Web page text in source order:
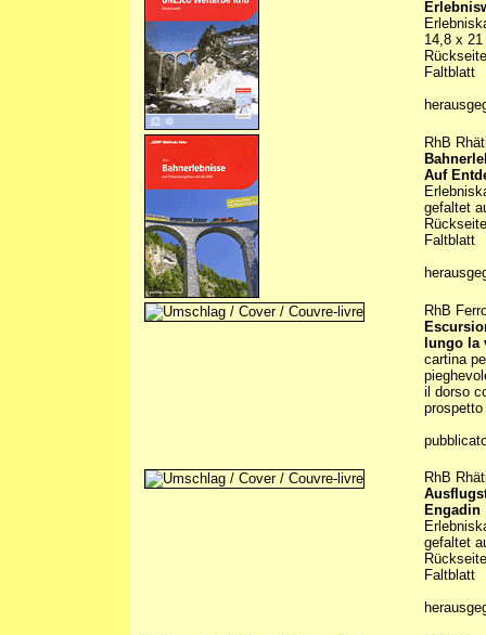
14,8 x
Faltblatt
RhB
Auf
gefaltet
Faltblatt
RhB
lungo la
cartina
il dorso
RhB
Engadin
gefaltet
Faltblatt